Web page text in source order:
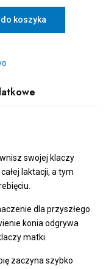
koszyka
swojej klaczy
laktacji, a tym
dla przyszłego
konia odgrywa
matki.
zaczyna szybko